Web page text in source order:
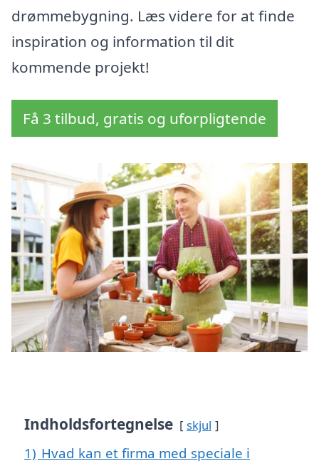
drømmebygning. Læs videre for at finde
inspiration og information til dit
kommende projekt!
Få 3 tilbud, gratis og uforpligtende
Indholdsfortegnelse skjul
1) Hvad kan et firma med speciale i